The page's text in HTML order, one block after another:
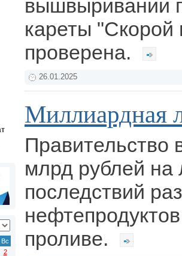
Вс
2
вышвыривании
кареты
проверена.
26.01.2025
Миллиардная
Правительство
млрд рублей на
последствий
проливе.